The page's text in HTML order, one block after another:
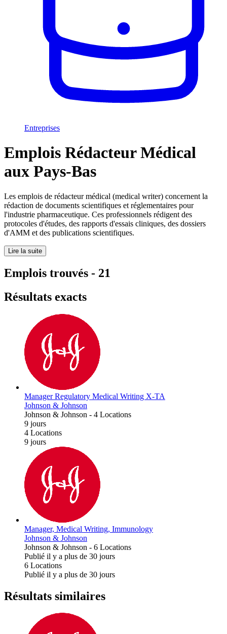
Entreprises
Emplois Rédacteur Médical
aux Pays-Bas
Les emplois de rédacteur médical (medical writer) concernent la
rédaction de documents scientifiques et réglementaires pour
l'industrie pharmaceutique. Ces professionnels rédigent des
protocoles d'études, des rapports d'essais cliniques, des dossiers
d'AMM et des publications scientifiques.
Lire la suite
Emplois trouvés - 21
Résultats exacts
Manager Regulatory Medical Writing X-TA
Johnson & Johnson
Johnson & Johnson - 4 Locations
9 jours
4 Locations
9 jours
Manager, Medical Writing, Immunology
Johnson & Johnson
Johnson & Johnson - 6 Locations
Publié il y a plus de 30 jours
6 Locations
Publié il y a plus de 30 jours
Résultats similaires